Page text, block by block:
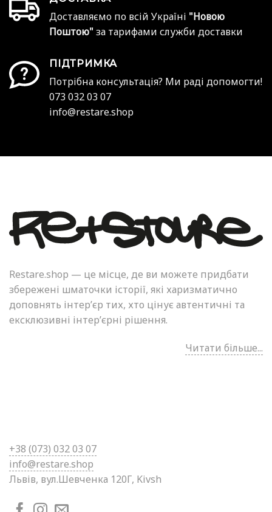
Доставляємо по всій Україні "Новою
Поштою" за тарифами служби доставки
ПІДТРИМКА
Потрібна консультація? Ми раді допомогти!
073 032 03 07
info@restare.shop
Restare.shop — це місце, де ви можете придбати
збережені шматочки історії, які харизматично
доповнять інтер’єр тих, хто цінує автентичні та
ексклюзивні інтер’єрні рішення.
Читати більше...
+38 (073) 032 03 07
info@restare.shop
Львів, вул.Шевченка 120Г, Kivsh